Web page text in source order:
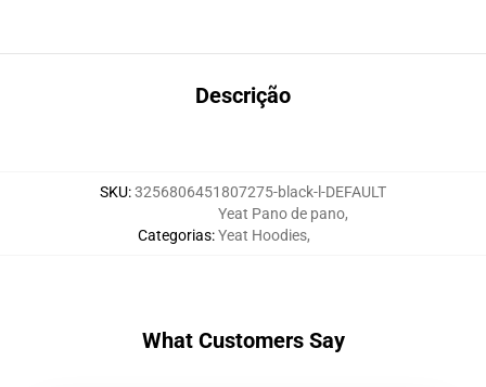
Descrição
SKU:3256806451807275-black-l-DEFAULT
Categorias:
Yeat Pano de pano,
Yeat Hoodies,
What Customers Say